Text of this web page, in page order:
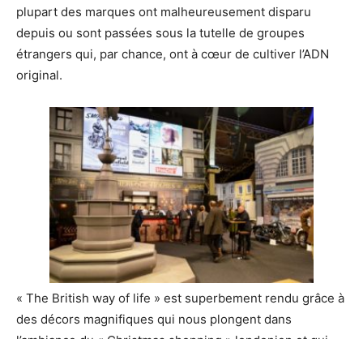
plupart des marques ont malheureusement disparu
depuis ou sont passées sous la tutelle de groupes
étrangers qui, par chance, ont à cœur de cultiver l’ADN
original.
« The British way of life » est superbement rendu grâce à
des décors magnifiques qui nous plongent dans